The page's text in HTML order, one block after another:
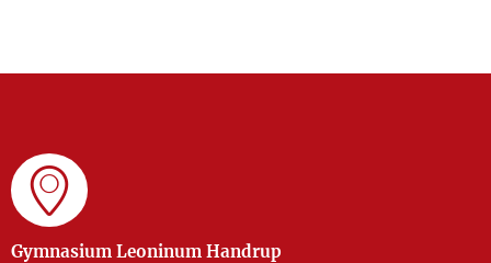
Gymnasium Leoninum Handrup